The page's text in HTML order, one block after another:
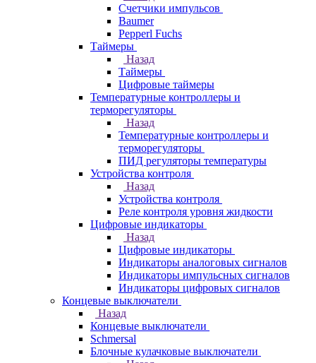
Счетчики импульсов
Baumer
Pepperl Fuchs
Таймеры
Назад
Таймеры
Цифровые таймеры
Температурные контроллеры и
терморегуляторы
Назад
Температурные контроллеры и
терморегуляторы
ПИД регуляторы температуры
Устройства контроля
Назад
Устройства контроля
Реле контроля уровня жидкости
Цифровые индикаторы
Назад
Цифровые индикаторы
Индикаторы аналоговых сигналов
Индикаторы импульсных сигналов
Индикаторы цифровых сигналов
Концевые выключатели
Назад
Концевые выключатели
Schmersal
Блочные кулачковые выключатели